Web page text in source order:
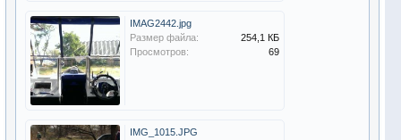
IMAG2442.jpg
Размер файла:
254,1 КБ
Просмотров:
69
IMG_1015.JPG